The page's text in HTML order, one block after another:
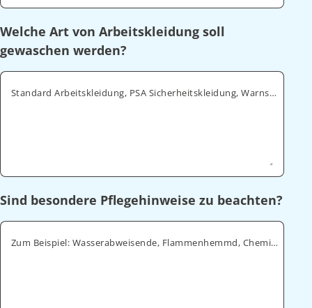
Welche Art von Arbeitskleidung soll
gewaschen werden?
Standard Arbeitskleidung, PSA Sicherheitskleidung, Warnschutz, ESD
Sind besondere Pflegehinweise zu beachten?
Zum Beispiel: Wasserabweisende, Flammenhemmd, Chemikalienabweisende